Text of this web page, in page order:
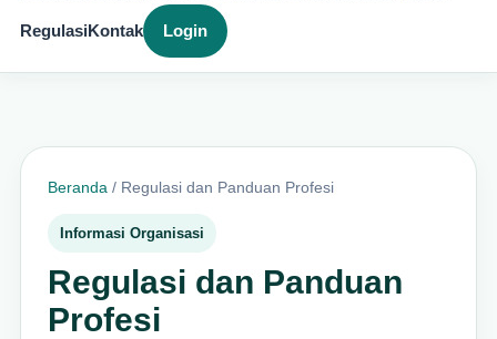
RegulasiKontak Login
Beranda / Regulasi dan Panduan Profesi
Informasi Organisasi
Regulasi dan Panduan
Profesi